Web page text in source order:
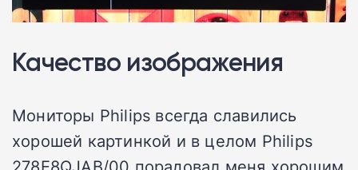
Качество изображения
Мониторы Philips всегда славились
хорошей картинкой и в целом Philips